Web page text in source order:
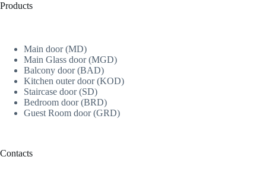
Products
Main door (MD)
Main Glass door (MGD)
Balcony door (BAD)
Kitchen outer door (KOD)
Staircase door (SD)
Bedroom door (BRD)
Guest Room door (GRD)
Contacts